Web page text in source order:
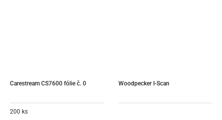
Carestream CS7600 fólie č. 0
200 ks
Woodpecker I-Scan